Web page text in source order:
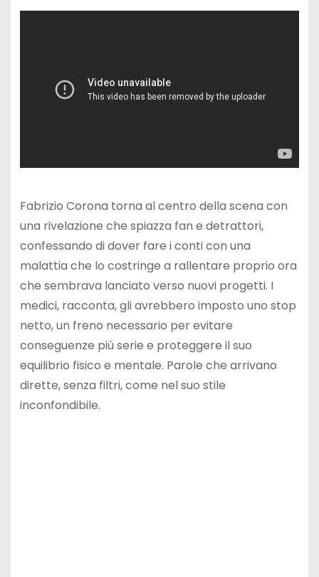
Fabrizio Corona torna al centro della scena con
una rivelazione che spiazza fan e detrattori,
confessando di dover fare i conti con una
malattia che lo costringe a rallentare proprio ora
che sembrava lanciato verso nuovi progetti. I
medici, racconta, gli avrebbero imposto uno stop
netto, un freno necessario per evitare
conseguenze più serie e proteggere il suo
equilibrio fisico e mentale. Parole che arrivano
dirette, senza filtri, come nel suo stile
inconfondibile.